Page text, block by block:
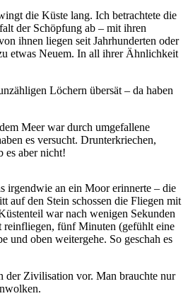
die Küste lang. Ich betrachtete die
der Schöpfung ab – mit ihren
ihnen liegen seit Jahrhunderten oder
etwas Neuem. In all ihrer Ähnlichkeit
Löchern übersät – da haben
Meer war durch umgefallene
es versucht. Drunterkriechen,
es aber nicht!
irgendwie an ein Moor erinnerte – die
auf den Stein schossen die Fliegen mit
war nach wenigen Sekunden
reinfliegen, fünf Minuten (gefühlt eine
und oben weitergehe. So geschah es
der Zivilisation vor. Man brauchte nur